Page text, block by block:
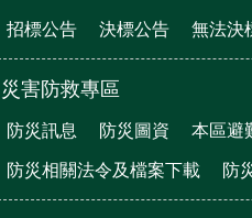
招標公告 決標公告 無法決
災害防救專區
防災訊息 防災圖資 本區避
防災相關法令及檔案下載 防